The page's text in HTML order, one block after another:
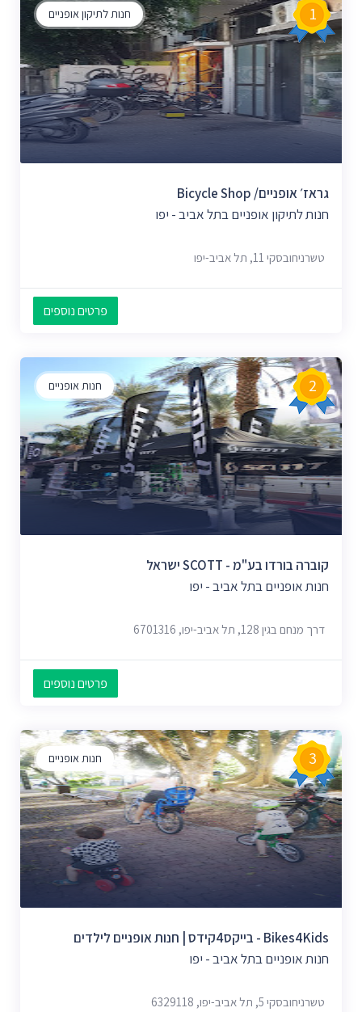
חנות לתיקון אופניים 1
גראז׳ אופניים/ Bicycle Shop
חנות לתיקון אופניים בתל אביב - יפו
טשרניחובסקי 11, תל אביב-יפו
פרטים נוספים
חנות אופניים 2
קוברה בורדו בע"מ - SCOTT ישראל
חנות אופניים בתל אביב - יפו
דרך מנחם בגין 128, תל אביב-יפו, 6701316
פרטים נוספים
חנות אופניים 3
Bikes4Kids - בייקס4קידס | חנות אופניים לילדים
חנות אופניים בתל אביב - יפו
טשרניחובסקי 5, תל אביב-יפו, 6329118